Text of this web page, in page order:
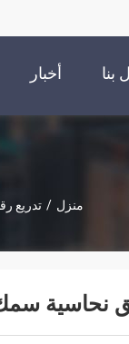
أخبار بنا
منزل / تدريع
مم عرض 1290-1370